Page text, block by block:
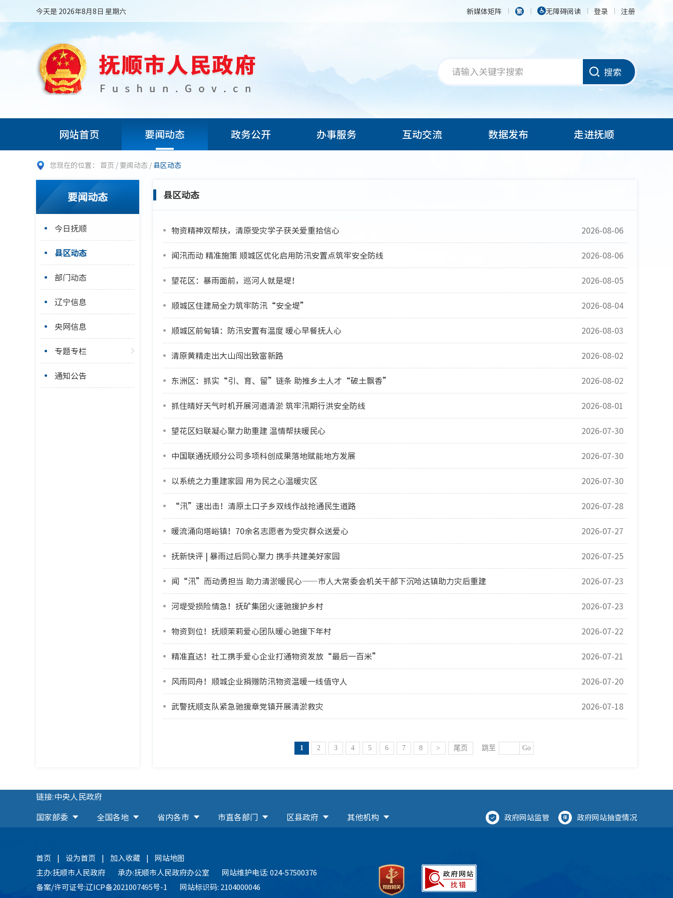
今天是 2026年8月8日 星期六 新媒体矩阵 无障碍阅读 登录 注册
搜索
网站首页 要闻动态 政务公开 办事服务 互动交流 数据发布 走进抚顺
您现在的位置： 首页 / 要闻动态 /县区动态
要闻动态
今日抚顺
县区动态
部门动态
辽宁信息
央网信息
专题专栏
通知公告
县区动态
物资精神双帮扶，清原受灾学子获关爱重拾信心 2026-08-06
闻汛而动 精准施策 顺城区优化启用防汛安置点筑牢安全防线 2026-08-06
望花区：暴雨面前，巡河人就是堤！ 2026-08-05
顺城区住建局全力筑牢防汛“安全堤” 2026-08-04
顺城区前甸镇：防汛安置有温度 暖心早餐抚人心 2026-08-03
清原黄精走出大山闯出致富新路 2026-08-02
东洲区：抓实“引、育、留”链条 助推乡土人才“破土飘香” 2026-08-02
抓住晴好天气时机开展河道清淤 筑牢汛期行洪安全防线 2026-08-01
望花区妇联凝心聚力助重建 温情帮扶暖民心 2026-07-30
中国联通抚顺分公司多项科创成果落地赋能地方发展 2026-07-30
以系统之力重建家园 用为民之心温暖灾区 2026-07-30
“汛”速出击！清原土口子乡双线作战抢通民生道路 2026-07-28
暖流涌向塔峪镇！70余名志愿者为受灾群众送爱心 2026-07-27
抚新快评 | 暴雨过后同心聚力 携手共建美好家园 2026-07-25
闻“汛”而动勇担当 助力清淤暖民心——市人大常委会机关干部下沉哈达镇助力灾后重建 2026-07-23
河堤受损险情急！抚矿集团火速驰援护乡村 2026-07-23
物资到位！抚顺茉莉爱心团队暖心驰援下年村 2026-07-22
精准直达！社工携手爱心企业打通物资发放“最后一百米” 2026-07-21
风雨同舟！顺城企业捐赠防汛物资温暖一线值守人 2026-07-20
武警抚顺支队紧急驰援章党镇开展清淤救灾 2026-07-18
1 2 3 4 5 6 7 8 > 尾页 Go
跳至
链接:中央人民政府
国家部委
全国各地 省内各市 市直各部门 区县政府 其他机构 政府网站监管 政府网站抽查情况
首页 | 设为首页 | 加入收藏 |
网站地图
主办:抚顺市人民政府
承办:抚顺市人民政府办公室
网站维护电话: 024-57500376
备案/许可证号:辽ICP备2021007495号-1
网站标识码: 2104000046